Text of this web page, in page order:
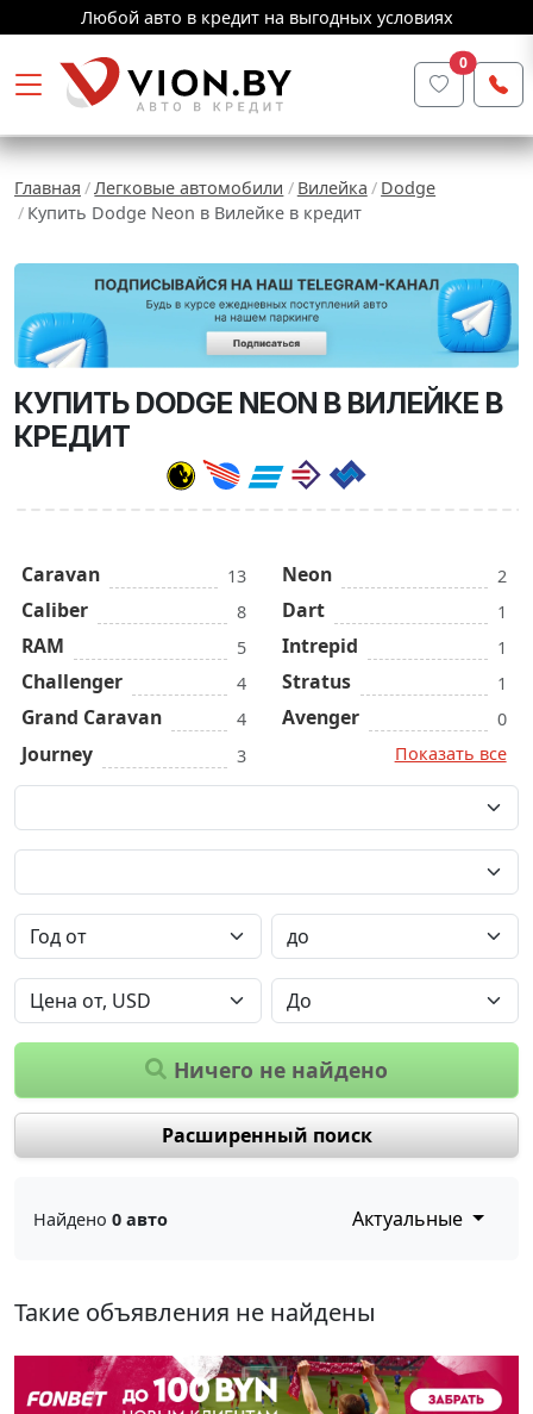
Любой авто в кредит на выгодных условиях
0
Главная Легковые автомобили Вилейка
Dodge
Купить Dodge Neon в Вилейке в кредит
КУПИТЬ DODGE NEON В ВИЛЕЙКЕ В
КРЕДИТ
Caravan 13
Caliber 8
RAM 5
Challenger 4
Grand Caravan 4
Journey 3
Neon 2
Dart 1
Intrepid 1
Stratus 1
Avenger
0
Показать все
Ничего не найдено
Расширенный поиск
Найдено 0 авто Актуальные
Такие объявления не найдены